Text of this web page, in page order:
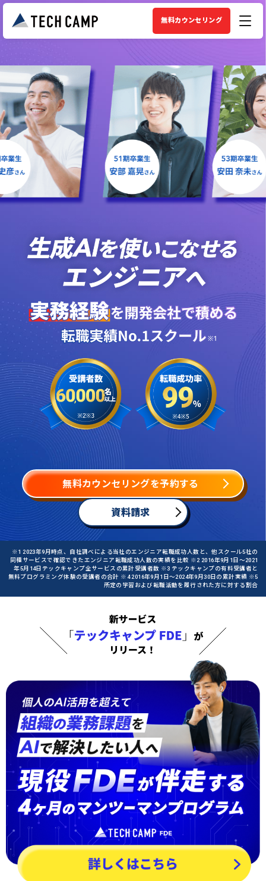
無料カウンセリング
無料カウンセリングを予約する
資料請求
※1 2023年9月時点、自社調べによる当社のエンジニア転職成功人数と、他スクール5社の
同種サービスで確認できたエンジニア転職成功人数の実績を比較 ※2 2016年9月1日〜2021
年5月14日テックキャンプ全サービスの累計受講者数 ※3 テックキャンプの有料受講者と
無料プログラミング体験の受講者の合計 ※4 2016年9月1日〜2024年9月30日の累計実績 ※5
所定の学習および転職活動を履行された方に対する割合